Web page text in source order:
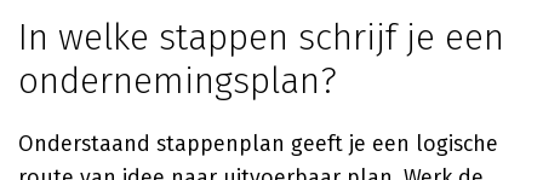
In welke stappen schrijf je een
ondernemingsplan?
Onderstaand stappenplan geeft je een logische